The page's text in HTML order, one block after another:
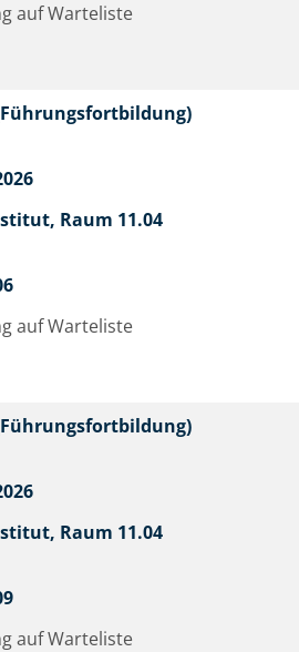
auf Warteliste
Raum 11.04
auf Warteliste
Raum 11.04
auf Warteliste